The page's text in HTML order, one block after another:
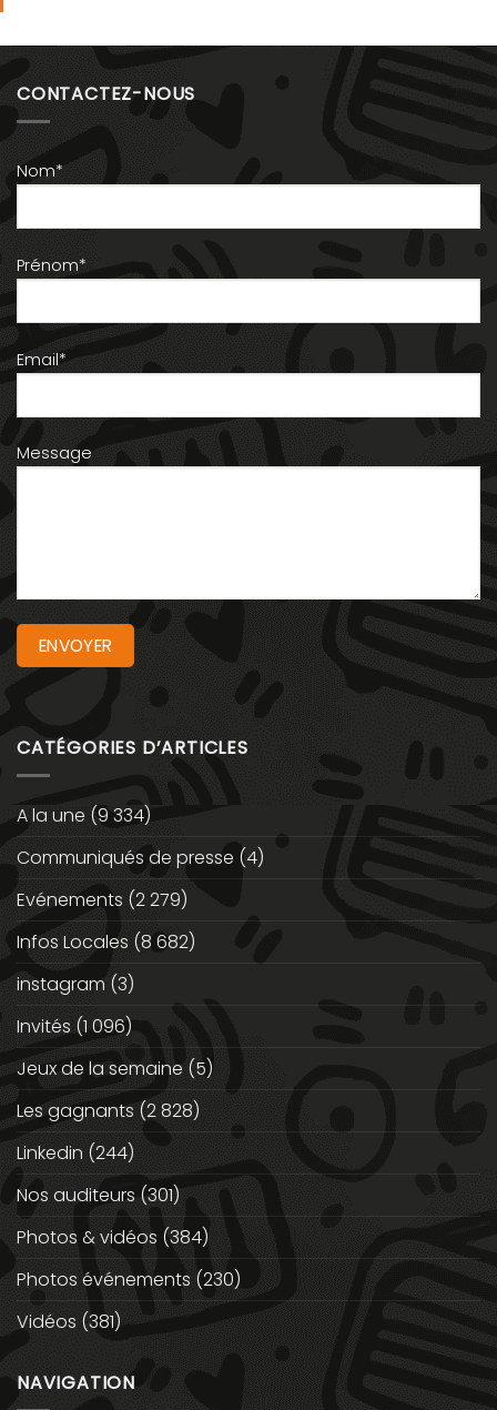
CONTACTEZ-NOUS
Nom*
Prénom*
Email*
Message
CATÉGORIES D’ARTICLES
A la une (9 334)
Communiqués de presse (4)
Evénements (2 279)
Infos Locales (8 682)
instagram (3)
Invités (1 096)
Jeux de la semaine (5)
Les gagnants (2 828)
Linkedin (244)
Nos auditeurs (301)
Photos & vidéos (384)
Photos événements (230)
Vidéos (381)
NAVIGATION